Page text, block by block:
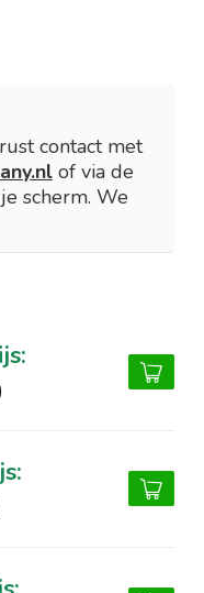
contact met
of via de
scherm. We